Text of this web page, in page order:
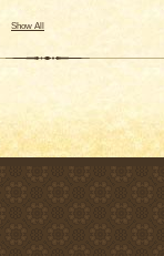
Show All